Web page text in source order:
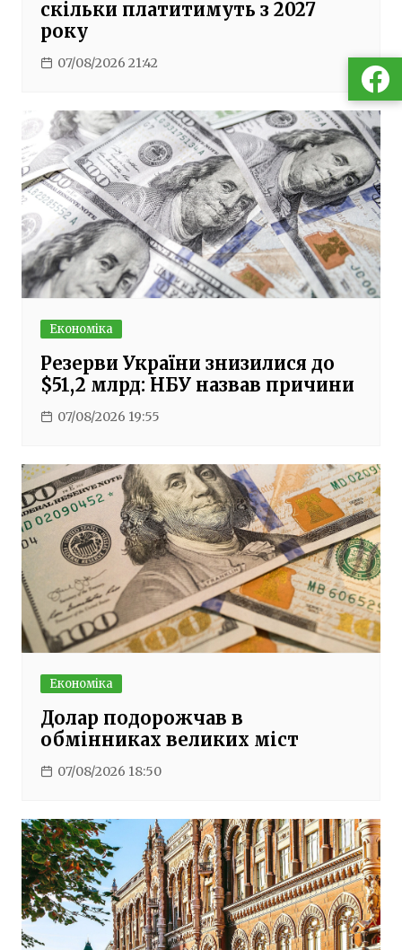
скільки платитимуть з 2027
року
07/08/2026 21:42
Економіка
Резерви України знизилися до
$51,2 млрд: НБУ назвав причини
07/08/2026 19:55
Економіка
Долар подорожчав в
обмінниках великих міст
07/08/2026 18:50